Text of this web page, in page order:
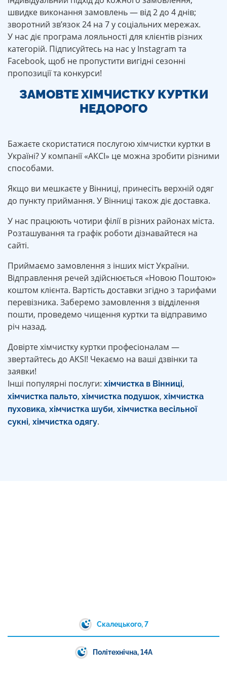
швидке виконання замовлень — від 2 до 4 днів;
зворотний зв’язок 24 на 7 у соціальних мережах.
У нас діє програма лояльності для клієнтів різних
категорій. Підписуйтесь на нас у Instagram та
Facebook, щоб не пропустити вигідні сезонні
пропозиції та конкурси!
ЗАМОВТЕ ХІМЧИСТКУ КУРТКИ
НЕДОРОГО
Бажаєте скористатися послугою хімчистки куртки в
Україні? У компанії «АКСІ» це можна зробити різними
способами.
Якщо ви мешкаєте у Вінниці, принесіть верхній одяг
до пункту приймання. У Вінниці також діє доставка.
У нас працюють чотири філії в різних районах міста.
Розташування та графік роботи дізнавайтеся на
сайті.
Приймаємо замовлення з інших міст України.
Відправлення речей здійснюється «Новою Поштою»
коштом клієнта. Вартість доставки згідно з тарифами
перевізника. Заберемо замовлення з відділення
пошти, проведемо чищення куртки та відправимо
річ назад.
Довірте хімчистку куртки професіоналам —
звертайтесь до AKSI! Чекаємо на ваші дзвінки та
заявки!
Інші популярні послуги: хімчистка в Вінниці,
хімчистка пальто, хімчистка подушок, хімчистка
пуховика, хімчистка шуби, хімчистка весільної
сукні, хімчистка одягу.
Скалецького, 7
Політехнічна, 14А